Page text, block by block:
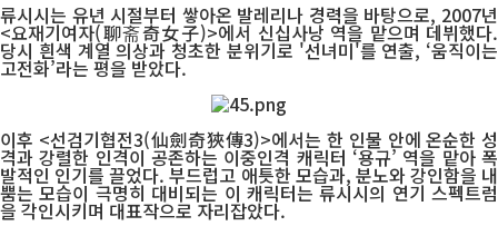
류시시는 유년 시절부터 쌓아온 발레리나 경력을 바탕으로, 2007년
<요재기여자(聊斋奇女子)>에서 신십사낭 역을 맡으며 데뷔했다.
당시 흰색 계열 의상과 청초한 분위기로 '선녀미'를 연출, ‘움직이는
고전화’라는 평을 받았다.
이후 <선검기협전3(仙劍奇狹傳3)>에서는 한 인물 안에 온순한 성
격과 강렬한 인격이 공존하는 이중인격 캐릭터 ‘용규’ 역을 맡아 폭
발적인 인기를 끌었다. 부드럽고 애틋한 모습과, 분노와 강인함을 내
뿜는 모습이 극명히 대비되는 이 캐릭터는 류시시의 연기 스펙트럼
을 각인시키며 대표작으로 자리잡았다.